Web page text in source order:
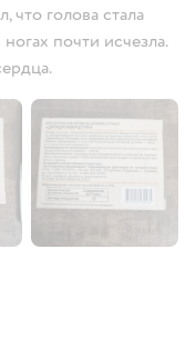
что голова стала
почти исчезла.